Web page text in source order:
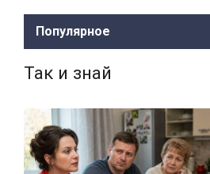
Популярное
Так и знай